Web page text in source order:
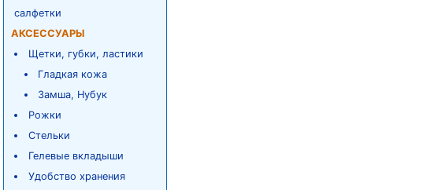
салфетки
АКСЕССУАРЫ
Щетки, губки, ластики
Гладкая кожа
Замша, Нубук
Рожки
Стельки
Гелевые вкладыши
Удобство хранения